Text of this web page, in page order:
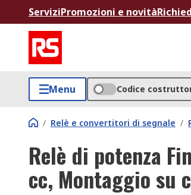
ServiziPromozioni e novità
Menu Codice
/ Relè e convertitori di segnale /
Relè di potenza
cc, Montaggio su